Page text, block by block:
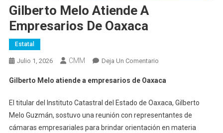
Gilberto Melo Atiende A
Empresarios De Oaxaca
Estatal
Julio 1, 2026 CMM Deja Un ComentarioEn
Melo
A
Empresarios
De
Gilberto Melo atiende a empresarios de Oaxaca
El titular del Instituto Catastral del Estado de Oaxaca, Gilberto
Melo Guzmán, sostuvo una reunión con representantes de
cámaras empresariales para brindar orientación en materia